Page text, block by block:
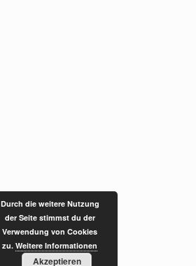
Durch die weitere Nutzung
der Seite stimmst du der
Verwendung von Cookies
zu. Weitere Informationen
Akzeptieren